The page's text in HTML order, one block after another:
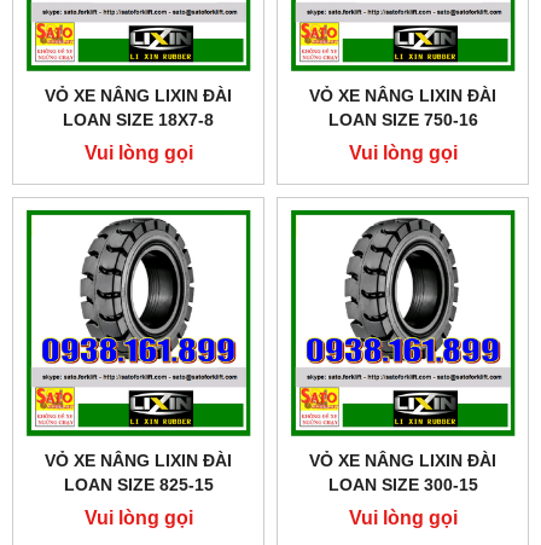
VỎ XE NÂNG LIXIN ĐÀI
LOAN SIZE 18X7-8
Vui lòng gọi
VỎ XE NÂNG LIXIN ĐÀI
LOAN SIZE 750-16
Vui lòng gọi
VỎ XE NÂNG LIXIN ĐÀI
LOAN SIZE 825-15
Vui lòng gọi
VỎ XE NÂNG LIXIN ĐÀI
LOAN SIZE 300-15
Vui lòng gọi